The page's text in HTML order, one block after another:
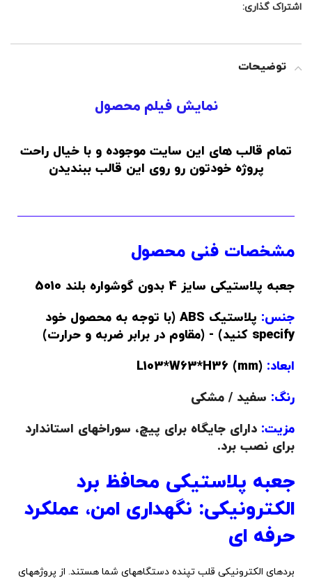
اشتراک گذاری:
توضیحات
نمایش فیلم محصول
تمام قالب های این سایت موجوده و با خیال راحت
پروژه خودتون رو روی این قالب ببندیدن
مشخصات فنی محصول
جعبه پلاستیکی سایز 4 بدون گوشواره بلند 5010
جنس:
پلاستیک ABS (با توجه به محصول خود
specify کنید) - (مقاوم در برابر ضربه و حرارت)
ابعاد: (L103*W63*H36 (mm
رنگ: سفید / مشکی
مزیت: دارای جایگاه برای پیچ، سوراخهای استاندارد
برای نصب برد.
جعبه پلاستیکی محافظ برد
الکترونیکی: نگهداری امن، عملکرد
حرفه ای
بردهای الکترونیکی قلب تپنده دستگاههای شما هستند. از پروژههای